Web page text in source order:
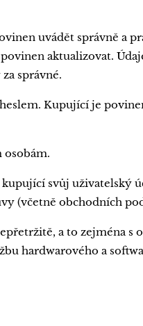
uvádět správně a
aktualizovat.
správné.
Kupující je
svůj uživatelský
(včetně obchodních
a to zejména s
hardwarového a